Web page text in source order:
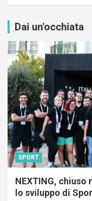
Dai un'occhiata
SPORT
NEXTING,
lo sviluppo di